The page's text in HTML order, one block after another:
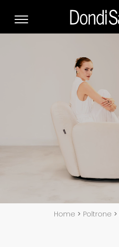
Home > Poltrone >